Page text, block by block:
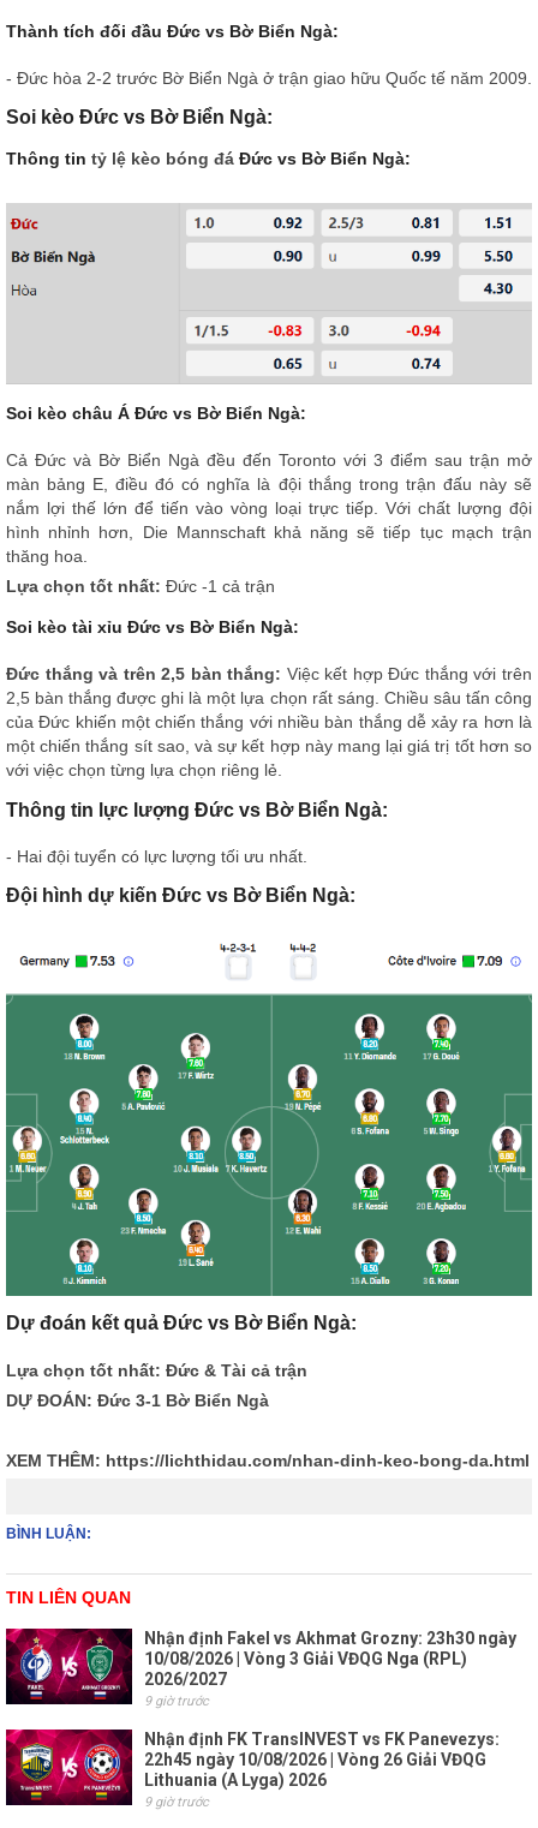
Thành tích đối đầu Đức vs Bờ Biển Ngà:
- Đức hòa 2-2 trước Bờ Biển Ngà ở trận giao hữu Quốc tế năm 2009.
Soi kèo Đức vs Bờ Biển Ngà:
Thông tin tỷ lệ kèo bóng đá Đức vs Bờ Biển Ngà:
Soi kèo châu Á Đức vs Bờ Biển Ngà:
Cả Đức và Bờ Biển Ngà đều đến Toronto với 3 điểm sau trận mở
màn bảng E, điều đó có nghĩa là đội thắng trong trận đấu này sẽ
nắm lợi thế lớn để tiến vào vòng loại trực tiếp. Với chất lượng đội
hình nhỉnh hơn, Die Mannschaft khả năng sẽ tiếp tục mạch trận
thăng hoa.
Lựa chọn tốt nhất: Đức -1 cả trận
Soi kèo tài xỉu Đức vs Bờ Biển Ngà:
Đức thắng và trên 2,5 bàn thắng: Việc kết hợp Đức thắng với trên
2,5 bàn thắng được ghi là một lựa chọn rất sáng. Chiều sâu tấn công
của Đức khiến một chiến thắng với nhiều bàn thắng dễ xảy ra hơn là
một chiến thắng sít sao, và sự kết hợp này mang lại giá trị tốt hơn so
với việc chọn từng lựa chọn riêng lẻ.
Thông tin lực lượng Đức vs Bờ Biển Ngà:
- Hai đội tuyển có lực lượng tối ưu nhất.
Đội hình dự kiến Đức vs Bờ Biển Ngà:
Dự đoán kết quả Đức vs Bờ Biển Ngà:
Lựa chọn tốt nhất: Đức & Tài cả trận
DỰ ĐOÁN: Đức 3-1 Bờ Biển Ngà
XEM THÊM: https://lichthidau.com/nhan-dinh-keo-bong-da.html
BÌNH LUẬN:
TIN LIÊN QUAN
Nhận định Fakel vs Akhmat Grozny: 23h30 ngày
10/08/2026 | Vòng 3 Giải VĐQG Nga (RPL)
2026/2027
9 giờ trước
Nhận định FK TransINVEST vs FK Panevezys:
22h45 ngày 10/08/2026 | Vòng 26 Giải VĐQG
Lithuania (A Lyga) 2026
9 giờ trước